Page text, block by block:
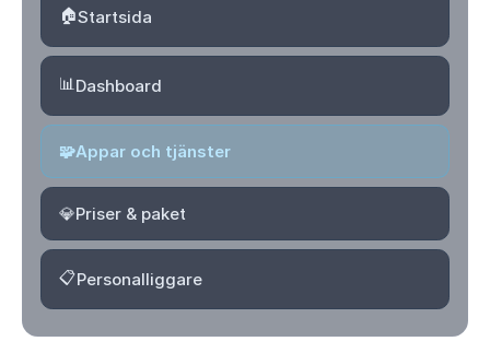
🏠Startsida
📊Dashboard
🧩Appar och tjänster
💎Priser & paket
📋Personalliggare